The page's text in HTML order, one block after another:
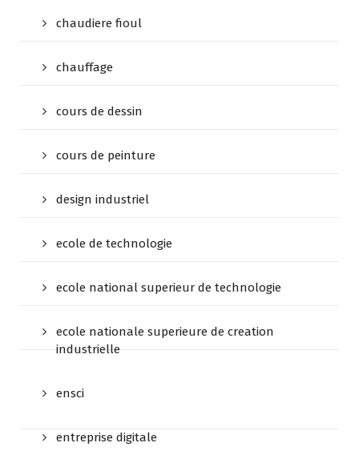
chaudiere fioul
chauffage
cours de dessin
cours de peinture
design industriel
ecole de technologie
ecole national superieur de technologie
ecole nationale superieure de creation
industrielle
ensci
entreprise digitale